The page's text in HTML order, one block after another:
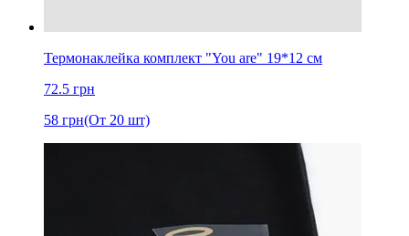
Термонаклейка комплект "You are" 19*12 см
72.5 грн
58 грн(От 20 шт)